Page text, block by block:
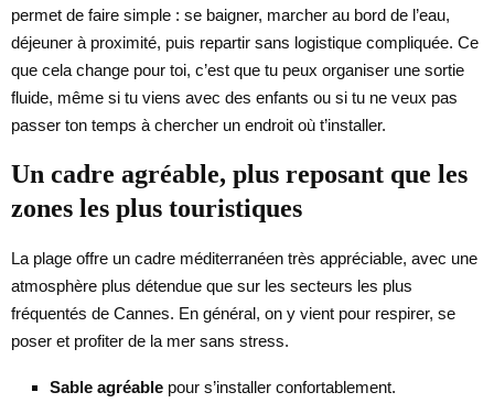
permet de faire simple : se baigner, marcher au bord de l’eau,
déjeuner à proximité, puis repartir sans logistique compliquée. Ce
que cela change pour toi, c’est que tu peux organiser une sortie
fluide, même si tu viens avec des enfants ou si tu ne veux pas
passer ton temps à chercher un endroit où t’installer.
Un cadre agréable, plus reposant que les
zones les plus touristiques
La plage offre un cadre méditerranéen très appréciable, avec une
atmosphère plus détendue que sur les secteurs les plus
fréquentés de Cannes. En général, on y vient pour respirer, se
poser et profiter de la mer sans stress.
Sable agréable pour s’installer confortablement.